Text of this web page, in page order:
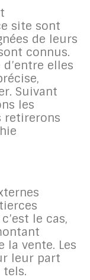
site sont
de leurs
connus.
elles
Suivant
les
retirerons
le cas,
la vente. Les
leur part